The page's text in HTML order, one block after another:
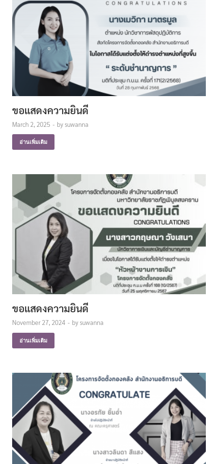
ขอแสดงความยินดี
March 2, 2025 - bysuwanna
อ่านเพิ่มเติม
ขอแสดงความยินดี
November 27, 2024 - bysuwanna
อ่านเพิ่มเติม